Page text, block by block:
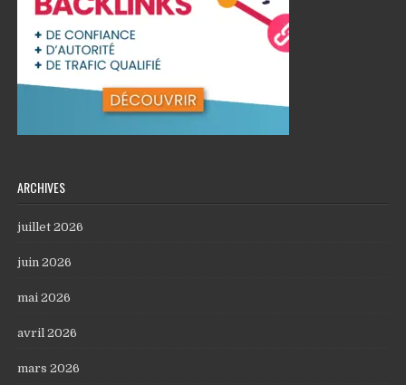
ARCHIVES
juillet 2026
juin 2026
mai 2026
avril 2026
mars 2026